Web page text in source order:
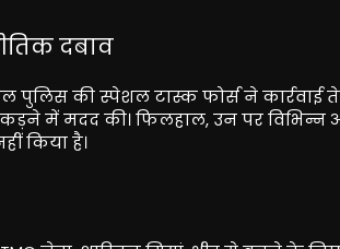
दबाव
पुलिस की स्पेशल टास्क फोर्स ने कार्रवाई
में मदद की। फिलहाल, उन पर
किया है।